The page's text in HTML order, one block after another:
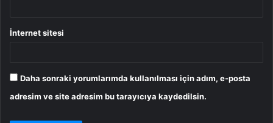
İnternet sitesi
Daha sonraki yorumlarımda kullanılması için adım, e-posta
adresim ve site adresim bu tarayıcıya kaydedilsin.